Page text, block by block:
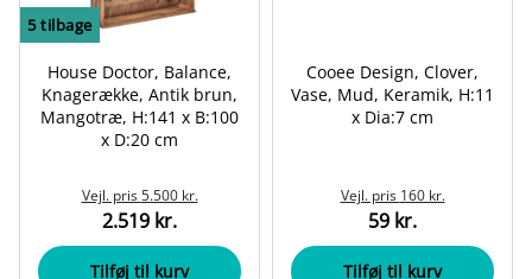
5tilbage
House Doctor, Balance,
Knagerække, Antik brun,
Mangotræ, H:141 x B:100
x D:20 cm
Vejl. pris5.500 kr.
2.519 kr.
Tilføj til kurv
Cooee Design, Clover,
Vase, Mud, Keramik, H:11
x Dia:7 cm
Vejl. pris 160 kr.
59 kr.
Tilføj til kurv